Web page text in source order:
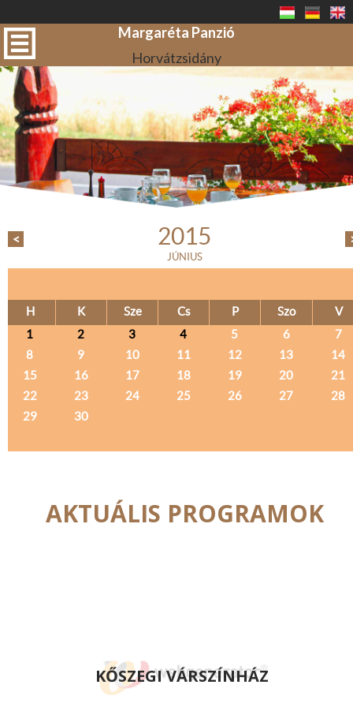
Margaréta Panzió
Horvátzsidány
< 2015
JÚNIUS
H K Sze Cs P Szo
V
1
2 3 4 5 6
7
8
9 10 11 12 13
14
15
16 17 18 19 20
21
22
23 24 25 26 27
28
29
30
AKTUÁLIS PROGRAMOK
KŐSZEGI VÁRSZÍNHÁZ